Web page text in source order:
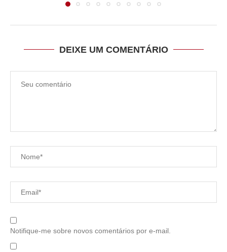
DEIXE UM COMENTÁRIO
Notifique-me sobre novos comentários por e-mail.